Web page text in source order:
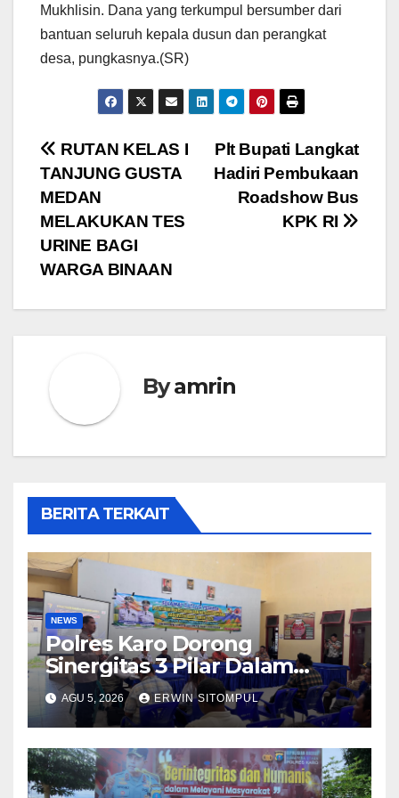
Mukhlisin. Dana yang terkumpul bersumber dari
bantuan seluruh kepala dusun dan perangkat
desa, pungkasnya.(SR)
Navigasi
pos
Plt Bupati Langkat
Hadiri Pembukaan
Roadshow Bus
KPK RI
RUTAN KELAS I
TANJUNG GUSTA
MEDAN
MELAKUKAN TES
URINE BAGI
WARGA BINAAN
Byamrin
BERITA TERKAIT
NEWS
Polres Karo Dorong
Sinergitas 3 Pilar Dalam
Pelatihan Pencengahan dan
Mitigasi Bencana Tahun 2026
AGU 5, 2026 ERWIN SITOMPUL